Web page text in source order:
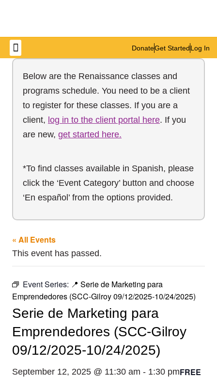
DonateGet StartedLog In
Below are the Renaissance classes and
programs schedule. You need to be a client
to register for these classes. If you are a
client, log in to the client portal here. If you
are new, get started here.
*To find classes available in Spanish, please
click the ‘Event Category’ button and choose
‘En español’ from the options provided.
« All Events
This event has passed.
Event Series: 📍 Serie de Marketing para
Emprendedores (SCC-Gilroy 09/12/2025-10/24/2025)
Serie de Marketing para
Emprendedores (SCC-Gilroy
09/12/2025-10/24/2025)
September 12, 2025 @ 11:30 am - 1:30 pmFREE